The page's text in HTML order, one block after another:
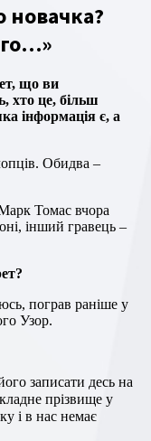
новачка?
хто це, більш
інформація є, а
інший гравець –
Узор.
прізвище у
і в нас немає